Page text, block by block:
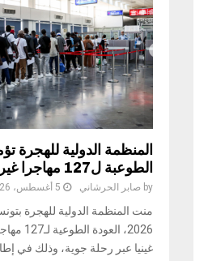
المنظمة الدولية للهجرة
الطوعبة ل127 مهاجرا غير نظامي
by صابر الحرشاني 5 أغسطس، 2026
2026،
غينيا عبر رحلة جوية، وذلك في